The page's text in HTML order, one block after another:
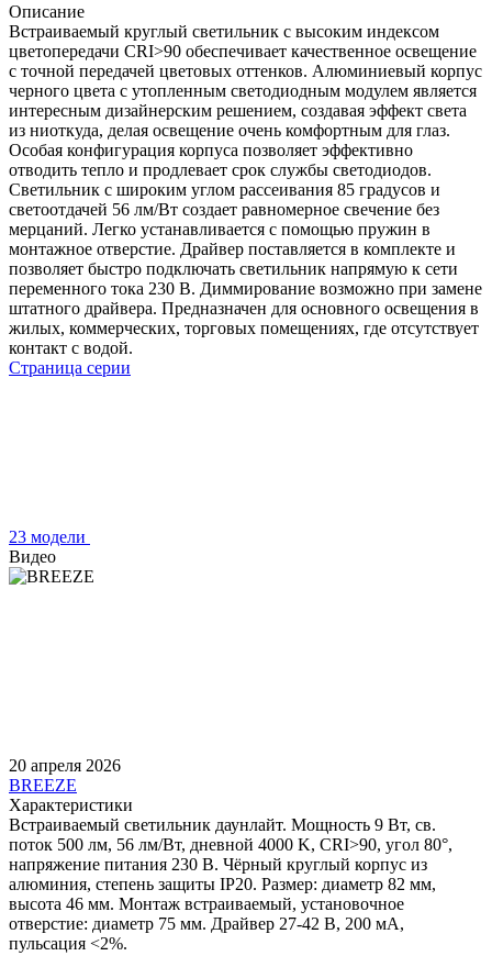
Описание
Встраиваемый круглый светильник c высоким индексом
цветопередачи CRI>90 обеспечивает качественное освещение
с точной передачей цветовых оттенков. Алюминиевый корпус
черного цвета с утопленным светодиодным модулем является
интересным дизайнерским решением, создавая эффект света
из ниоткуда, делая освещение очень комфортным для глаз.
Особая конфигурация корпуса позволяет эффективно
отводить тепло и продлевает срок службы светодиодов.
Светильник с широким углом рассеивания 85 градусов и
светоотдачей 56 лм/Вт создает равномерное свечение без
мерцаний. Легко устанавливается с помощью пружин в
монтажное отверстие. Драйвер поставляется в комплекте и
позволяет быстро подключать светильник напрямую к сети
переменного тока 230 В. Диммирование возможно при замене
штатного драйвера. Предназначен для основного освещения в
жилых, коммерческих, торговых помещениях, где отсутствует
контакт с водой.
Страница серии
23 модели
Видео
20 апреля 2026
BREEZE
Характеристики
Встраиваемый светильник даунлайт. Мощность 9 Вт, св.
поток 500 лм, 56 лм/Вт, дневной 4000 K, CRI>90, угол 80°,
напряжение питания 230 В. Чёрный круглый корпус из
алюминия, степень защиты IP20. Размер: диаметр 82 мм,
высота 46 мм. Монтаж встраиваемый, установочное
отверстие: диаметр 75 мм. Драйвер 27-42 В, 200 мА,
пульсация <2%.